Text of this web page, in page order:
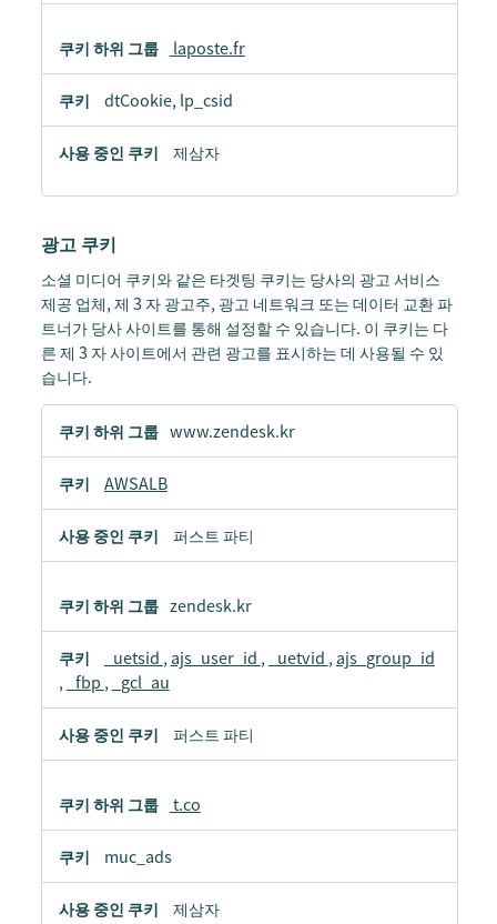
laposte.fr
dtCookie, lp_csid
제삼자
광고 쿠키
소셜 미디어 쿠키와 같은 타겟팅 쿠키는 당사의 광고 서비스
제공 업체, 제 3 자 광고주, 광고 네트워크 또는 데이터 교환 파
트너가 당사 사이트를 통해 설정할 수 있습니다. 이 쿠키는 다
른 제 3 자 사이트에서 관련 광고를 표시하는 데 사용될 수 있
습니다.
www.zendesk.kr
AWSALB
퍼스트 파티
zendesk.kr
_uetsid , ajs_user_id , _uetvid , ajs_group_id
, _fbp, _gcl_au
퍼스트 파티
t.co
muc_ads
제삼자